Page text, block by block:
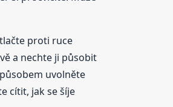
proti ruce
a nechte ji působit
uvolněte
cítit, jak se šíje